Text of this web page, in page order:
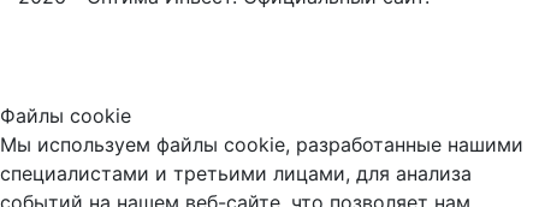
Файлы cookie
Мы используем файлы cookie, разработанные нашими
специалистами и третьими лицами, для анализа
событий на нашем веб-сайте, что позволяет нам